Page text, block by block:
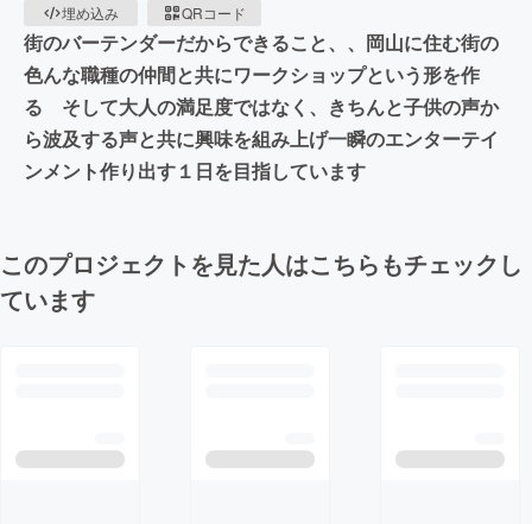
埋め込み
QRコード
街のバーテンダーだからできること、、岡山に住む街の
色んな職種の仲間と共にワークショップという形を作
る そして大人の満足度ではなく、きちんと子供の声か
ら波及する声と共に興味を組み上げ一瞬のエンターテイ
ンメント作り出す１日を目指しています
このプロジェクトを見た人はこちらもチェックし
ています